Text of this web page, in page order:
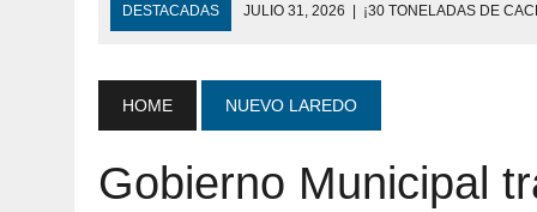
DESTACADAS JULIO 31, 2026 | ¡30 TONELADAS DE
JULIO 30, 2026 | 💧🚰 ¡AGUA PARA LA COMUNIDAD!
JULIO 30, 2026 ¡TRABAJO EN EQUIPO Y RESULTADOS!
HOME NUEVO LAREDO
Gobierno Municipal